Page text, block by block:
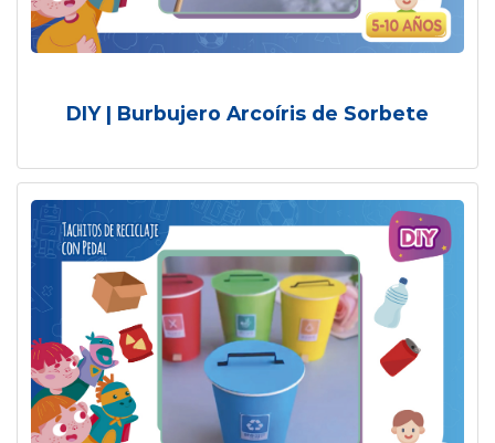
DIY | Burbujero Arcoíris de Sorbete